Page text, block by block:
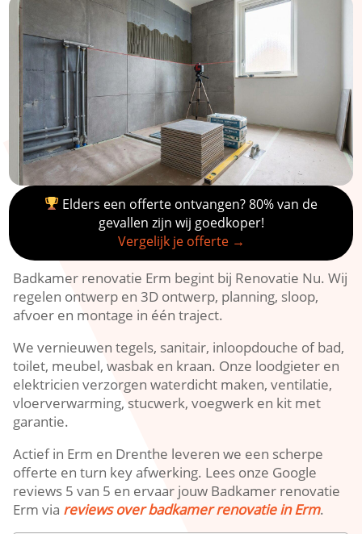
Elders een offerte ontvangen? 80% van de
gevallen zijn wij goedkoper!
Vergelijk je offerte →
Badkamer renovatie Erm begint bij Renovatie Nu. Wij
regelen ontwerp en 3D ontwerp, planning, sloop,
afvoer en montage in één traject.
We vernieuwen tegels, sanitair, inloopdouche of bad,
toilet, meubel, wasbak en kraan. Onze loodgieter en
elektricien verzorgen waterdicht maken, ventilatie,
vloerverwarming, stucwerk, voegwerk en kit met
garantie.
Actief in Erm en Drenthe leveren we een scherpe
offerte en turn key afwerking. Lees onze Google
reviews 5 van 5 en ervaar jouw Badkamer renovatie
Erm via reviews over badkamer renovatie in Erm.